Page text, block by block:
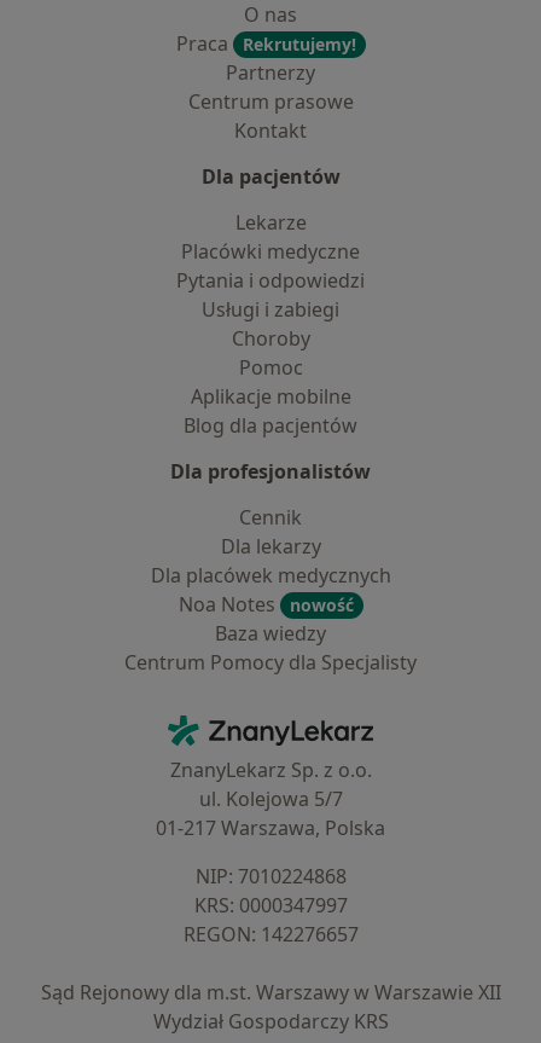
O nas
Praca
Rekrutujemy!
Partnerzy
Centrum prasowe
Kontakt
Dla pacjentów
Lekarze
Placówki medyczne
Pytania i odpowiedzi
Usługi i zabiegi
Choroby
Pomoc
Aplikacje mobilne
Blog dla pacjentów
Dla profesjonalistów
Cennik
Dla lekarzy
Dla placówek medycznych
Noa Notes
nowość
Baza wiedzy
Centrum Pomocy dla Specjalisty
ZnanyLekarz - Strona główna
ZnanyLekarz Sp. z o.o.
ul. Kolejowa 5/7
01-217 Warszawa, Polska
NIP: ⁠7010224868
KRS: ⁠0000347997
REGON: ⁠142276657
Sąd Rejonowy dla m.st. Warszawy w Warszawie XII
Wydział Gospodarczy KRS